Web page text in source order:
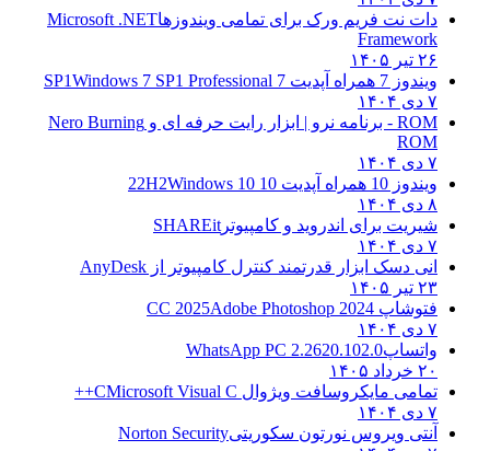
دات نت فریم ورک برای تمامی ویندوزهاMicrosoft .NET
Framework
۲۶ تیر ۱۴۰۵
ویندوز 7 همراه آپدیت 7 SP1
Windows 7 SP1 Professional
۷ دی ۱۴۰۴
ROM - برنامه نرو | ابزار رایت حرفه ای و
Nero Burning
ROM
۷ دی ۱۴۰۴
ویندوز 10 همراه آپدیت 10 22H2
Windows 10
۸ دی ۱۴۰۴
شیریت برای اندروید و کامپیوتر SHAREit
۷ دی ۱۴۰۴
انی دسک ابزار قدرتمند کنترل کامپیوتر از AnyDesk
۲۳ تیر ۱۴۰۵
فتوشاپ CC 2025 Adobe Photoshop 2024
۷ دی ۱۴۰۴
واتساپWhatsApp PC 2.2620.102.0
۲۰ خرداد ۱۴۰۵
تمامی مایکروسافت ویژوال C Microsoft Visual C++
۷ دی ۱۴۰۴
آنتی ویروس نورتون سکوریتیNorton Security